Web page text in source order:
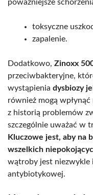
poważniejsze
toksyczne
zapalenie.
Dodatkowo, Zinoxx
przeciwbakteryjne,
wystąpienia dysbiozy
również mogą
z historią problemów
szczególnie uważać w
Kluczowe jest, aby na
wszelkich
wątroby jest niezwykle
antybiotykowej.